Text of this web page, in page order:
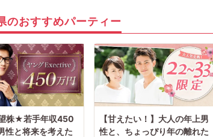
のおすすめパーティー
株★若手年収450
性と将来を考えた
【甘えたい！】大人の年上男
性と、ちょっぴり年の離れた